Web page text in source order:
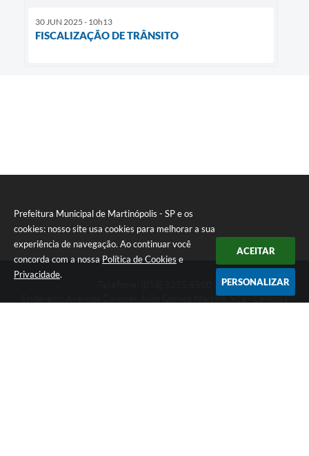
Prefeitura Municipal de Martinópolis - SP e os
cookies: nosso site usa cookies para melhorar a sua
experiência de navegação. Ao continuar você
concorda com a nossa Política de Cookies e
Privacidade.
ACEITAR
PERSONALIZAR
30 JUN 2025 - 10h13
FISCALIZAÇÃO DE TRÂNSITO
Endereço: Avenida Coronel João Gomes Martins, 525 - Centro |